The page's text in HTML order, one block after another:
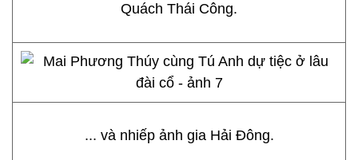
Quách Thái Công.
... và nhiếp ảnh gia Hải Đông.